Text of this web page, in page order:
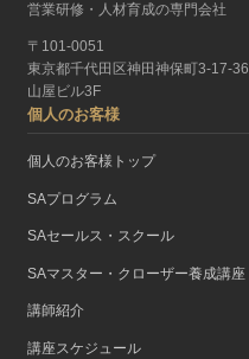
営業研修・人材育成の専門会社
〒101-0051
東京都千代田区神田神保町3-17-36
山屋ビル3F
個人のお客様
個人のお客様トップ
SAプログラム
SAセールス・スクール
SAマスター・クローザー養成講座
講師紹介
講座スケジュール